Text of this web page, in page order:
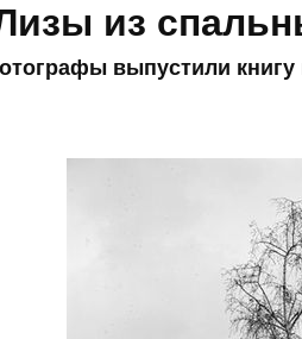
из
выпустили книгу